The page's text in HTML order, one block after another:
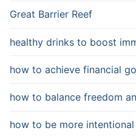
Great Barrier Reef
healthy drinks to boost
how to achieve financial
how to balance freedom
how to be more